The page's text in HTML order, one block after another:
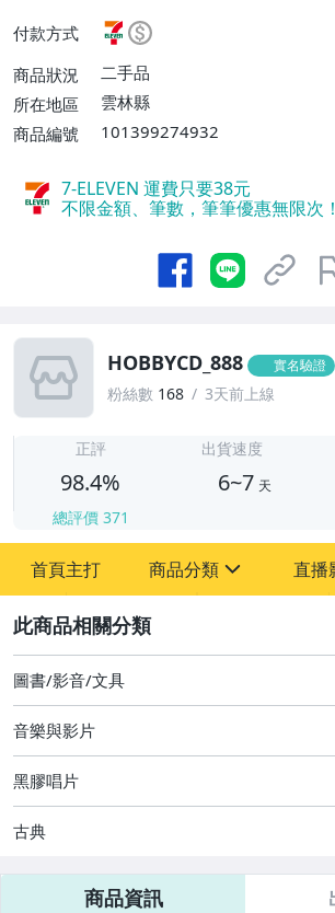
或消費滿$5000免運費】、宅配/
件運費$160、滿8件或消費滿
費】、郵局掛號【單件運費$80
消費滿$5000免運費】
付款方式
商品狀況
二手品
所在地區
雲林縣
商品編號
101399274932
7-ELEVEN 運費只要38元
不限金額、筆數，筆筆優惠無限次！
HOBBYCD_888 實名驗證
粉絲數 168 3天前上線
正評
98.4%
總評價 371
出貨速度
6~7 天
首頁主打 商品分類
圖書/影音/文具
直播
圖書/影音/文具
音樂與影片
黑膠唱片
古典
商品資訊